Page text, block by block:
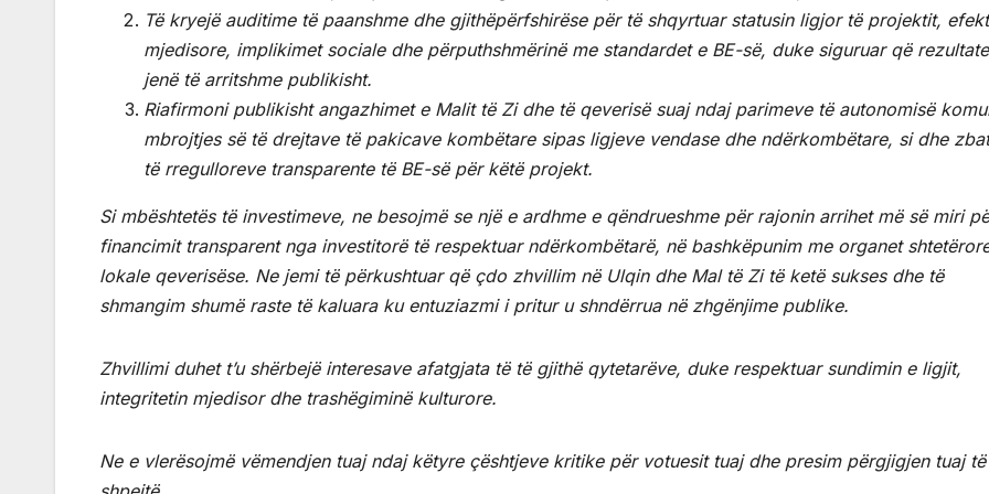
Të kryejë auditime të paanshme dhe gjithëpërfshirëse për të shqyrtuar statusin ligjor të projektit,
mjedisore, implikimet sociale dhe përputhshmërinë me standardet e BE-së, duke siguruar që
jenë të arritshme publikisht.
Riafirmoni publikisht angazhimet e Malit të Zi dhe të qeverisë suaj ndaj parimeve të autonomisë
mbrojtjes së të drejtave të pakicave kombëtare sipas ligjeve vendase dhe ndërkombëtare, si dhe
të rregulloreve transparente të BE-së për këtë projekt.
Si mbështetës të investimeve, ne besojmë se një e ardhme e qëndrueshme për rajonin arrihet më së miri
financimit transparent nga investitorë të respektuar ndërkombëtarë, në bashkëpunim me organet
lokale qeverisëse. Ne jemi të përkushtuar që çdo zhvillim në Ulqin dhe Mal të Zi të ketë sukses dhe të
shmangim shumë raste të kaluara ku entuziazmi i pritur u shndërrua në zhgënjime publike.
Zhvillimi duhet t’u shërbejë interesave afatgjata të të gjithë qytetarëve, duke respektuar sundimin e ligjit,
integritetin mjedisor dhe trashëgiminë kulturore.
Ne e vlerësojmë vëmendjen tuaj ndaj këtyre çështjeve kritike për votuesit tuaj dhe presim përgjigjen tuaj të